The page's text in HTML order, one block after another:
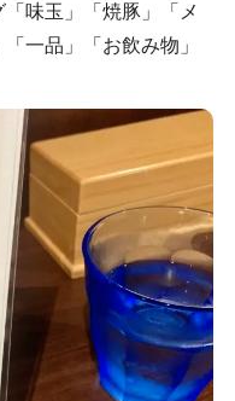
味玉」「焼豚」「メ
一品」「お飲み物」